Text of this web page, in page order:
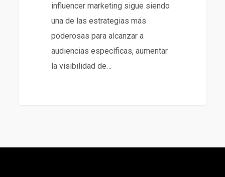
influencer marketing sigue siendo
una de las estrategias más
poderosas para alcanzar a
audiencias específicas, aumentar
la visibilidad de…